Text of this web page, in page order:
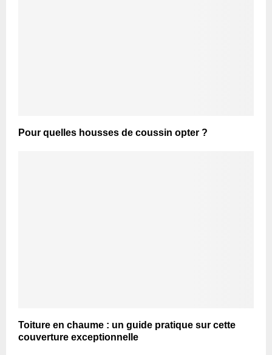
Pour quelles housses de coussin opter ?
Toiture en chaume : un guide pratique sur cette
couverture exceptionnelle